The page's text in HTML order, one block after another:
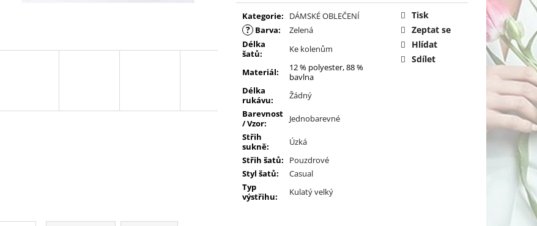
Kategorie: DÁMSKÉ OBLEČENÍ
? Barva:
Zelená
Délka
šatů: Ke kolenům
Materiál:
12 % polyester, 88 %
bavlna
Délka
rukávu:
Žádný
Barevnost
/ Vzor:
Jednobarevné
Střih
sukně:
Úzká
Střih šatů:
Pouzdrové
Styl šatů:
Casual
Typ
výstřihu: Kulatý velký
Tisk
Zeptat se
Hlídat
Sdílet